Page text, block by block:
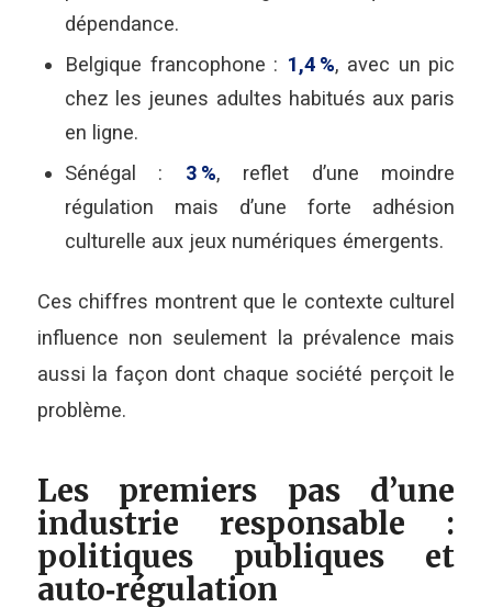
dépendance.
Belgique francophone : 1,4 %, avec un pic
chez les jeunes adultes habitués aux paris
en ligne.
Sénégal : 3 %, reflet d’une moindre
régulation mais d’une forte adhésion
culturelle aux jeux numériques émergents.
Ces chiffres montrent que le contexte culturel
influence non seulement la prévalence mais
aussi la façon dont chaque société perçoit le
problème.
Les premiers pas d’une
industrie responsable :
politiques publiques et
auto‑régulation